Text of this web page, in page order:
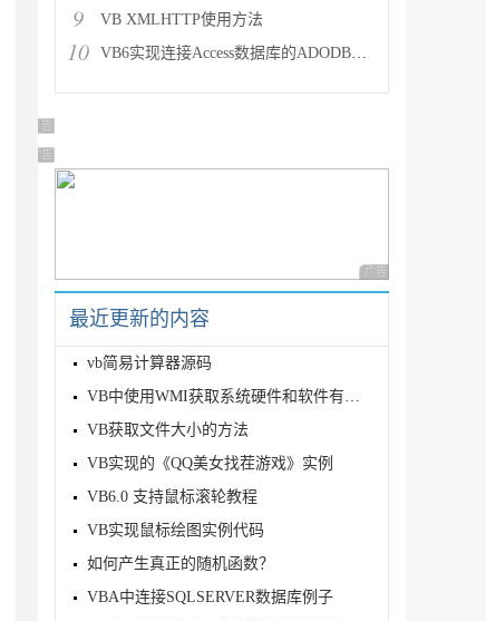
9 VB XMLHTTP使用方法
10 VB6实现连接Access数据库的ADODB代码实现方法
广告 商业广告，理性选择
广告 商业广告，理性选择
广告 商业广告，理性
最近更新的内容
vb简易计算器源码
VB中使用WMI获取系统硬件和软件有关信息
VB获取文件大小的方法
VB实现的《QQ美女找茬游戏》实例
VB6.0 支持鼠标滚轮教程
VB实现鼠标绘图实例代码
如何产生真正的随机函数？
VBA中连接SQLSERVER数据库例子